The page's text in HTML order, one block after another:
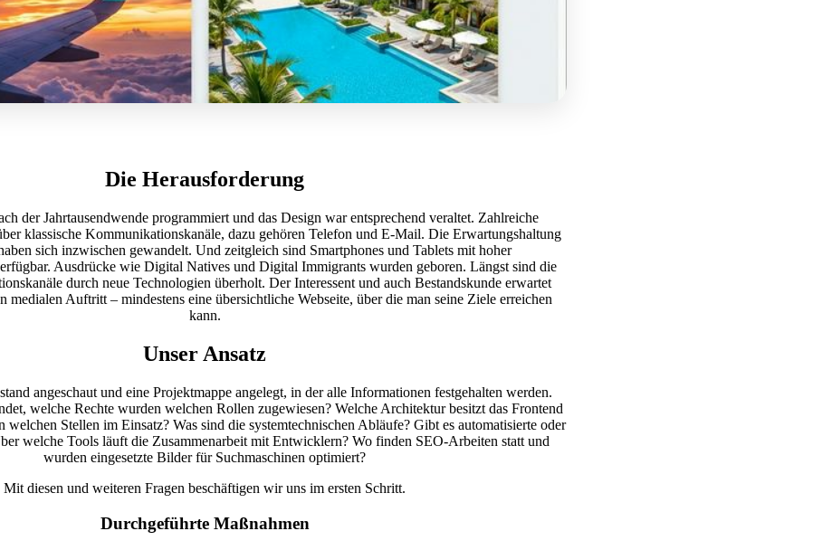
Die Herausforderung
der Jahrtausendwende programmiert und das Design war entsprechend veraltet. Zahlreiche
klassische Kommunikationskanäle, dazu gehören Telefon und E-Mail. Die Erwartungshaltung
sich inzwischen gewandelt. Und zeitgleich sind Smartphones und Tablets mit hoher
Ausdrücke wie Digital Natives und Digital Immigrants wurden geboren. Längst sind die
durch neue Technologien überholt. Der Interessent und auch Bestandskunde erwartet
medialen Auftritt – mindestens eine übersichtliche Webseite, über die man seine Ziele erreichen
kann.
Unser Ansatz
angeschaut und eine Projektmappe angelegt, in der alle Informationen festgehalten werden.
welche Rechte wurden welchen Rollen zugewiesen? Welche Architektur besitzt das Frontend
welchen Stellen im Einsatz? Was sind die systemtechnischen Abläufe? Gibt es automatisierte oder
welche Tools läuft die Zusammenarbeit mit Entwicklern? Wo finden SEO-Arbeiten statt und
wurden eingesetzte Bilder für Suchmaschinen optimiert?
Mit diesen und weiteren Fragen beschäftigen wir uns im ersten Schritt.
Durchgeführte Maßnahmen